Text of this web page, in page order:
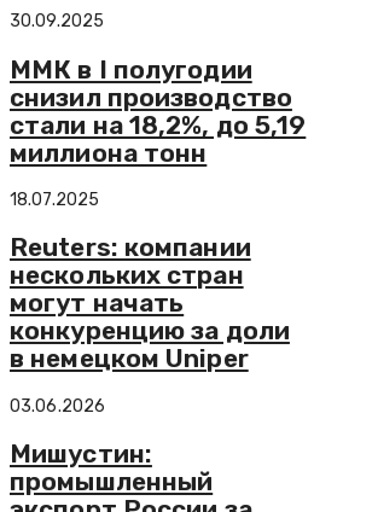
30.09.2025
ММК в I полугодии
снизил производство
стали на 18,2%, до 5,19
миллиона тонн
18.07.2025
Reuters: компании
нескольких стран
могут начать
конкуренцию за доли
в немецком Uniper
03.06.2026
Мишустин:
промышленный